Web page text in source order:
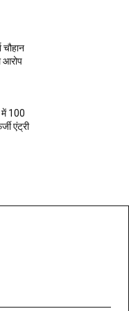
चौहान
आरोप
में 100
एंट्री